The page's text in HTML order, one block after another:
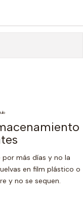
por más días y no la
en film plástico o
y no se sequen.